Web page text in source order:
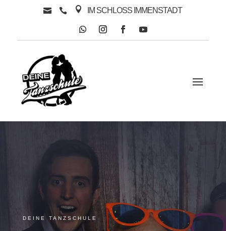
   IM SCHLOSS IMMENSTADT
DEINE TANZSCHULE